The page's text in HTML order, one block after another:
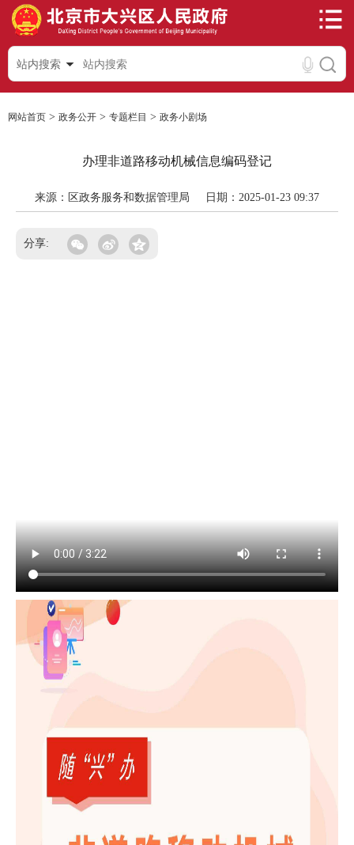
站内搜索
网站首页 > 政务公开 > 专题栏目 > 政务小剧场
办理非道路移动机械信息编码登记
来源：区政务服务和数据管理局 日期：2025-01-23 09:37
分享: